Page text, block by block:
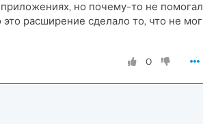
приложениях, но почему-то не помогал
расширение сделало то, что не мог
0